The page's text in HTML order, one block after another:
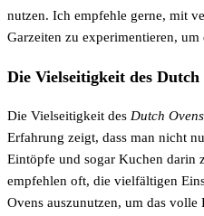
nutzen. Ich empfehle gerne, mit
Garzeiten zu experimentieren,
Die Vielseitigkeit des Dutch
Die Vielseitigkeit des Dutch Ovens
Erfahrung zeigt, dass man nicht
Eintöpfe und sogar Kuchen darin
empfehlen oft, die vielfältigen
Ovens auszunutzen, um das volle